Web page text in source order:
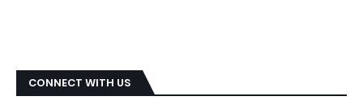
CONNECT WITH US